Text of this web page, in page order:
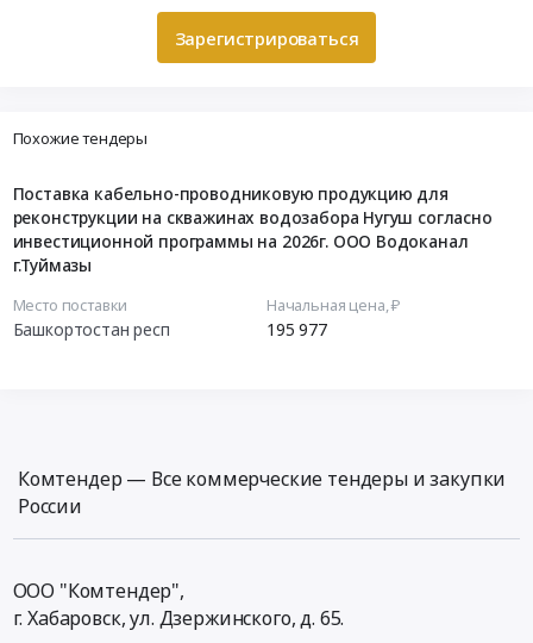
Зарегистрироваться
Похожие тендеры
Поставка кабельно-проводниковую продукцию для
реконструкции на скважинах водозабора Нугуш согласно
инвестиционной программы на 2026г. ООО Водоканал
г.Туймазы
Место поставки
Башкортостан респ
Начальная цена, ₽
195 977
Комтендер — Все коммерческие тендеры и закупки
России
ООО "Комтендер",
г. Хабаровск,ул. Дзержинского, д. 65.